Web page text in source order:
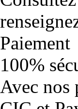
Paiement
100%
Avec nos